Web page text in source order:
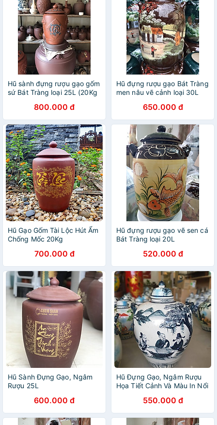
Hũ sành đựng rượu gạo gốm
sứ Bát Tràng loại 25L (20Kg
800.000 đ
Hũ đựng rượu gạo Bát Tràng
men nâu vẽ cảnh loại 30L
650.000 đ
Hũ Gạo Gốm Tài Lộc Hút Ẩm
Chống Mốc 20Kg
700.000 đ
Hũ đựng rượu gạo vẽ sen cá
Bát Tràng loại 20L
520.000 đ
Hũ Sành Đựng Gạo, Ngâm
Rượu 25L
600.000 đ
Hũ Đựng Gạo, Ngâm Rượu
Họa Tiết Cảnh Và Màu In Nổi
550.000 đ